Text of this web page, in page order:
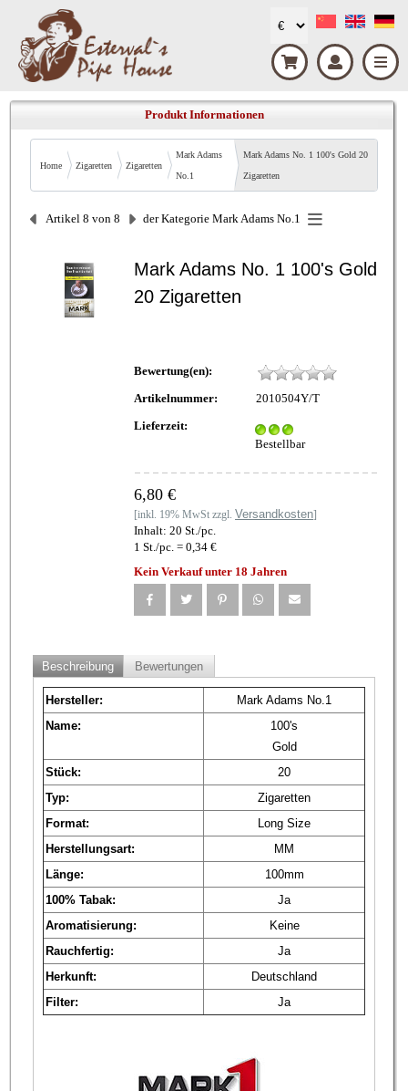
Produkt Informationen
Home Zigaretten Zigaretten
Mark Adams
No.1
Mark Adams No. 1 100's Gold 20
Zigaretten
Artikel 8 von 8 der Kategorie Mark Adams No.1
Mark Adams No. 1 100's Gold
20 Zigaretten
Bewertung(en):
Artikelnummer:
2010504Y/T
Lieferzeit:
Bestellbar
6,80 €
[inkl. 19% MwSt zzgl. Versandkosten]
Inhalt: 20 St./pc.
1 St./pc. = 0,34 €
Kein Verkauf unter 18 Jahren
Beschreibung Bewertungen
Hersteller:
Mark Adams No.1
Name:
100's
Gold
Stück:
20
Typ:
Zigaretten
Format:
Long Size
Herstellungsart:
MM
Länge:
100mm
100% Tabak:
Ja
Aromatisierung:
Keine
Rauchfertig:
Ja
Herkunft:
Deutschland
Filter:
Ja